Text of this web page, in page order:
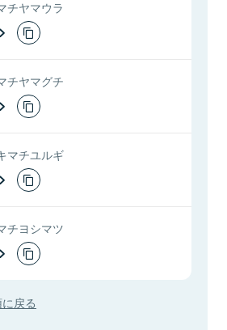
チヤマウラ
チヤマグチ
マチユルギ
チヨシマツ
戻る